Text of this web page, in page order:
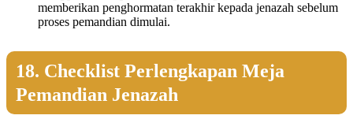
memberikan penghormatan terakhir kepada jenazah sebelum
proses pemandian dimulai.
18. Checklist Perlengkapan Meja
Pemandian Jenazah